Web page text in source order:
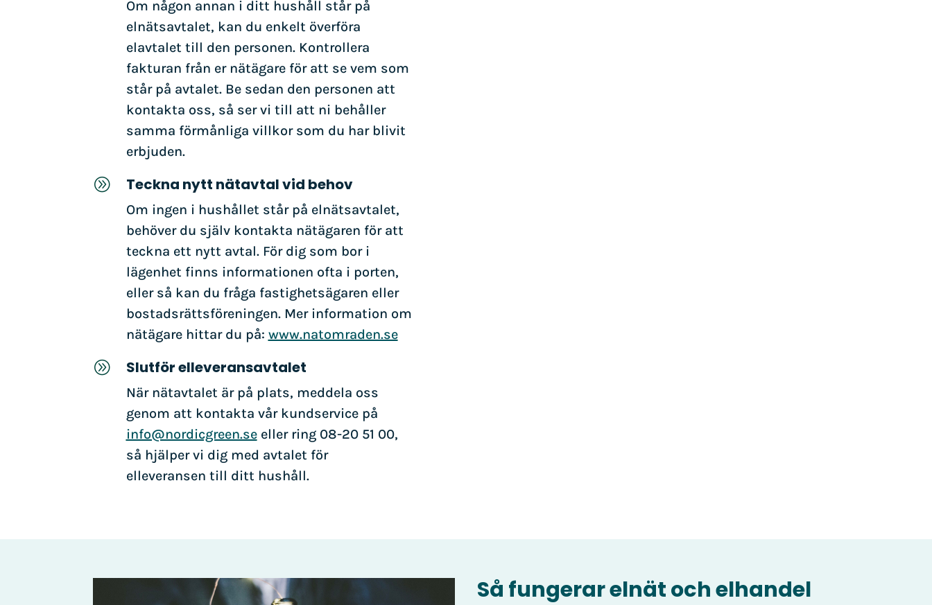
Om någon annan i ditt hushåll står på
elnätsavtalet, kan du enkelt överföra
elavtalet till den personen. Kontrollera
fakturan från er nätägare för att se vem som
står på avtalet. Be sedan den personen att
kontakta oss, så ser vi till att ni behåller
samma förmånliga villkor som du har blivit
erbjuden.
A Teckna nytt nätavtal vid behov
Om ingen i hushållet står på elnätsavtalet,
behöver du själv kontakta nätägaren för att
teckna ett nytt avtal. För dig som bor i
lägenhet finns informationen ofta i porten,
eller så kan du fråga fastighetsägaren eller
bostadsrättsföreningen. Mer information om
nätägare hittar du på: www.natomraden.se
A Slutför elleveransavtalet
När nätavtalet är på plats, meddela oss
genom att kontakta vår kundservice på
info@nordicgreen.seeller ring 08-20 51 00,
så hjälper vi dig med avtalet för
elleveransen till ditt hushåll.
Så fungerar elnät och elhandel